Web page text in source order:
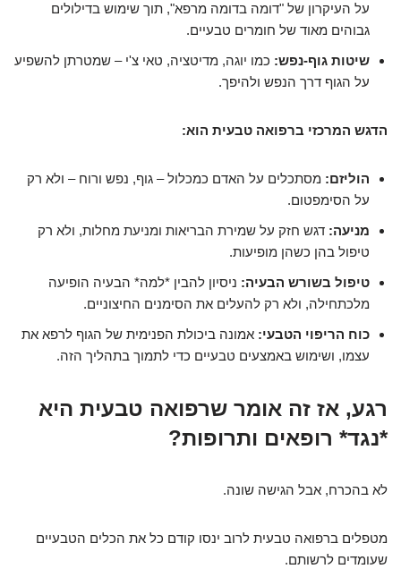
על העיקרון של "דומה בדומה מרפא", תוך שימוש בדילולים
גבוהים מאוד של חומרים טבעיים.
שיטות גוף-נפש: כמו יוגה, מדיטציה, טאי צ'י – שמטרתן להשפיע
על הגוף דרך הנפש ולהיפך.
הדגש המרכזי ברפואה טבעית הוא:
הוליזם: מסתכלים על האדם כמכלול – גוף, נפש ורוח – ולא רק
על הסימפטום.
מניעה: דגש חזק על שמירת הבריאות ומניעת מחלות, ולא רק
טיפול בהן כשהן מופיעות.
טיפול בשורש הבעיה: ניסיון להבין *למה* הבעיה הופיעה
מלכתחילה, ולא רק להעלים את הסימנים החיצוניים.
כוח הריפוי הטבעי: אמונה ביכולת הפנימית של הגוף לרפא את
עצמו, ושימוש באמצעים טבעיים כדי לתמוך בתהליך הזה.
רגע, אז זה אומר שרפואה טבעית היא
*נגד* רופאים ותרופות?
לא בהכרח, אבל הגישה שונה.
מטפלים ברפואה טבעית לרוב ינסו קודם כל את הכלים הטבעיים
שעומדים לרשותם.